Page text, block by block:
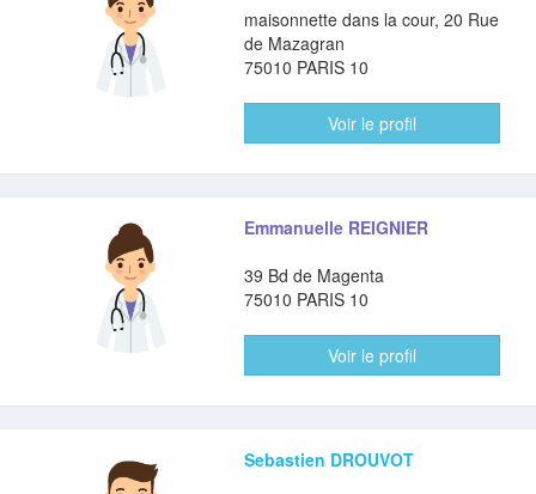
maisonnette dans la cour, 20 Rue
de Mazagran
75010 PARIS 10
Voir le profil
Emmanuelle REIGNIER
39 Bd de Magenta
75010 PARIS 10
Voir le profil
Sebastien DROUVOT